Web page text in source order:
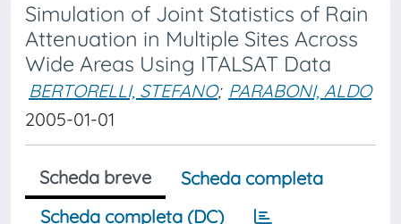
Simulation of Joint Statistics of Rain
Attenuation in Multiple Sites Across
Wide Areas Using ITALSAT Data
BERTORELLI, STEFANO; PARABONI, ALDO
2005-01-01
Scheda breve
Scheda completa
Scheda completa (DC)